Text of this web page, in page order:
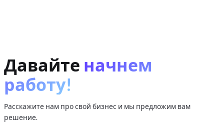
Давайте начнем
работу!
Расскажите нам про свой бизнес и мы предложим вам
решение.